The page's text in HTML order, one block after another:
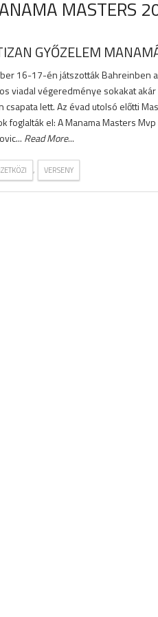
MASTERS
GYŐZELEM
16-17-én játszották Bahreinben
viadal végeredménye sokakat
csapata lett. Az évad utolsó előtti
foglalták el: A Manama Masters
Read More...
, VERSENY